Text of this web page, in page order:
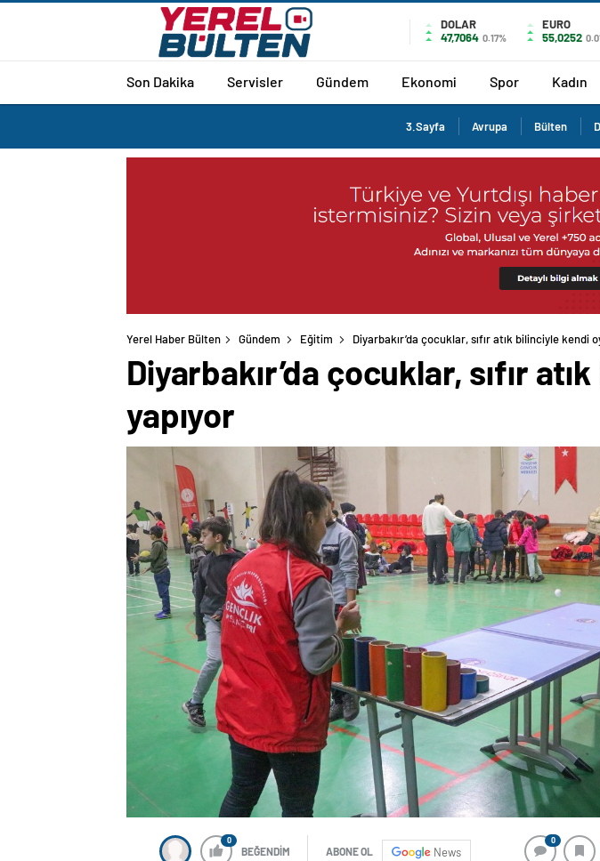
DOLAR
47,7064 0.17%
EURO
55,0252
Son Dakika Servisler Gündem Ekonomi Spor Kadın
3.Sayfa Avrupa Bülten
Yerel Haber Bülten Gündem Eğitim Diyarbakır’da çocuklar, sıfır atık bilinciyle kendi
Diyarbakır’da çocuklar, sıfır
yapıyor
0
BEĞENDİM ABONE OL News
0